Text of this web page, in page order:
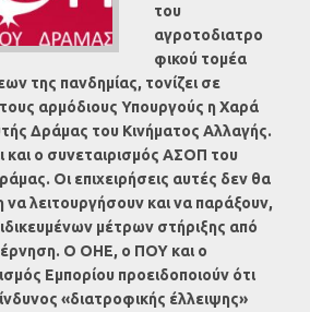
του
αγροτοδιατρο
φικού τομέα
της πανδημίας, τονίζει σε
αρμόδιους Υπουργούς η Χαρά
Δράμας του Κινήματος Αλλαγής.
και ο συνεταιρισμός ΑΣΟΠ του
Οι επιχειρήσεις αυτές δεν θα
να λειτουργήσουν και να παράξουν,
μέτρων στήριξης από
Ο ΟΗΕ, ο ΠΟΥ και ο
Εμπορίου προειδοποιούν ότι
«διατροφικής έλλειψης»